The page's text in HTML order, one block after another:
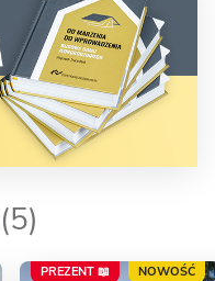
(5)
PREZENT 📖 NOWOŚĆ